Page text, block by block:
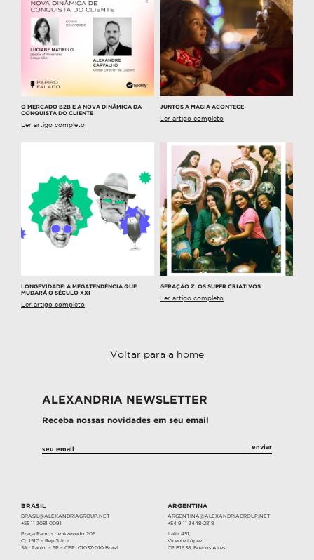
O MERCADO B2B E A NOVA DINÂMICA DA
CONQUISTA DO CLIENTE
Ler artigo completo
JUNTOS A MAGIA ACONTECE
Ler artigo completo
LONGEVIDADE: A MEGATENDÊNCIA QUE
MUDARÁ O SÉCULO XXI
Ler artigo completo
GERAÇÃO Z: OS SUPER CRIATIVOS
Ler artigo completo
Voltar para a home
ALEXANDRIA NEWSLETTER
Receba nossas novidades em seu email
BRASIL
BRASIL@ALEXANDRIAGROUP.NET
+55 11 3081 0091
Praça Ramos de Azevedo 206
Cj. 1510 – República
São Paulo – SP – CEP: 01037-010 Brasil
ARGENTINA
ARGENTINA@ALEXANDRIAGROUP.NET
+54 9 11 3448-2818
Italia 451,
Vicente López,
CP B1638, Buenos Aires